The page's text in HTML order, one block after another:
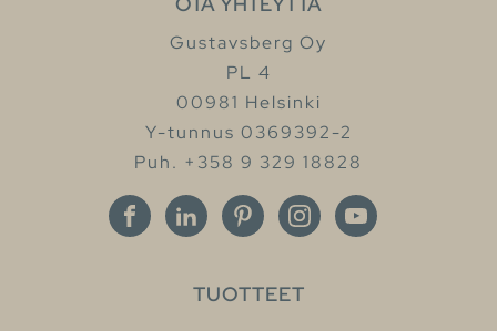
Gustavsberg Oy
PL 4
00981 Helsinki
Y-tunnus 0369392-2
Puh. +358 9 329 18828
TUOTTEET